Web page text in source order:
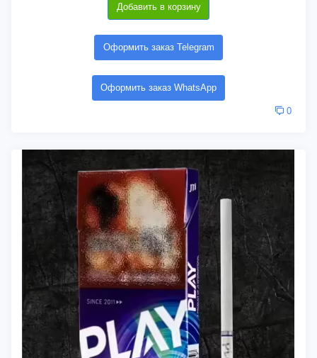
Добавить в корзину
Оформить заказ Telegram
Оформить заказ WhatsApp
0